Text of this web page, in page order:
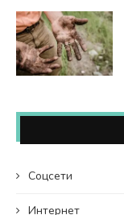
Coцсети
Интернет